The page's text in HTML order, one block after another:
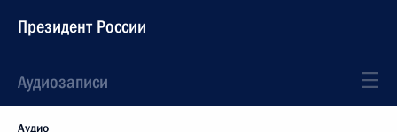
Президент России
Аудиозаписи
Аудио